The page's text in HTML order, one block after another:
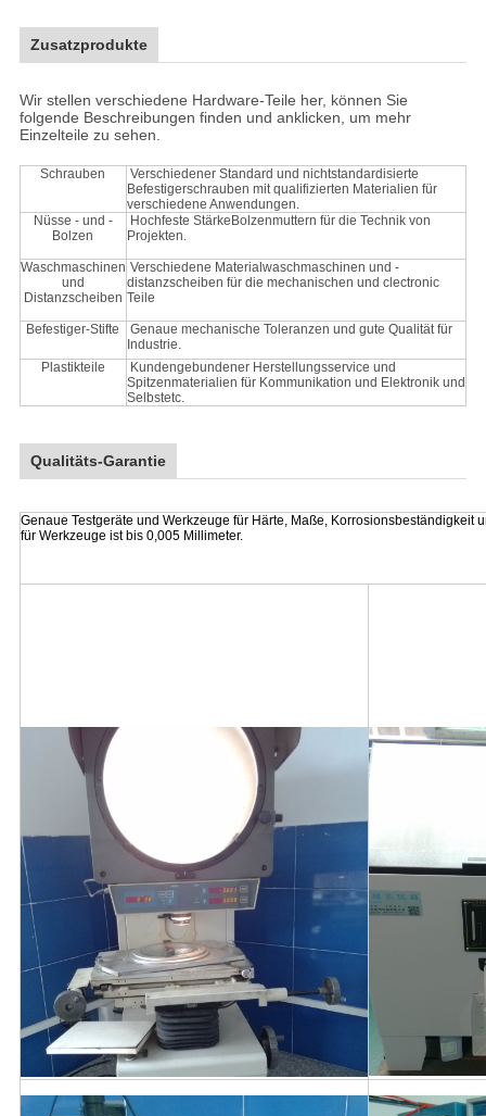
Zusatzprodukte
Wir stellen verschiedene Hardware-Teile her, können Sie
folgende Beschreibungen finden und anklicken, um mehr
Einzelteile zu sehen.
Schrauben
Verschiedener Standard und nichtstandardisierte
Befestigerschrauben mit qualifizierten Materialien für
verschiedene Anwendungen.
Nüsse - und -
Bolzen
Hochfeste StärkeBolzenmuttern für die Technik von
Projekten.
Waschmaschinen
und
Distanzscheiben
Verschiedene Materialwaschmaschinen und -
distanzscheiben für die mechanischen und clectronic
Teile
Befestiger-Stifte
Genaue mechanische Toleranzen und gute Qualität für
Industrie.
Plastikteile
Kundengebundener Herstellungsservice und
Spitzenmaterialien für Kommunikation und Elektronik und
Selbstetc.
Qualitäts-Garantie
Genaue Testgeräte und Werkzeuge für Härte, Maße, Korrosionsbeständigkeit
für Werkzeuge ist bis 0,005 Millimeter.